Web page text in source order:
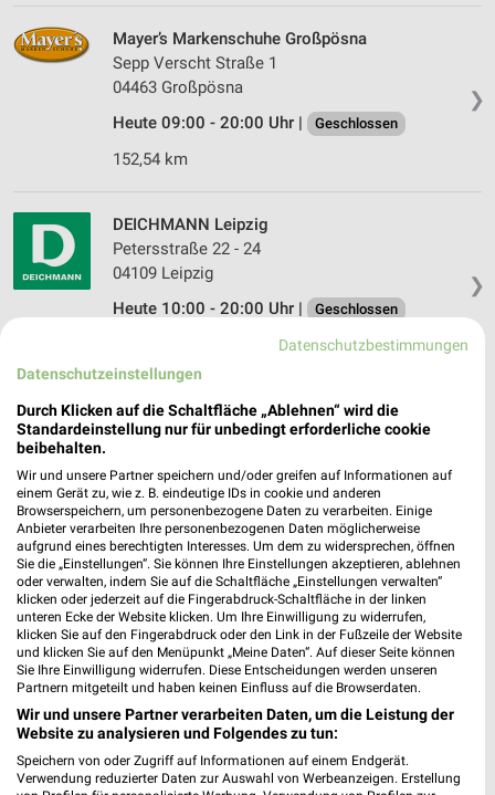
❯
Mayer’s Markenschuhe Großpösna
Sepp Verscht Straße 1
04463 Großpösna
Heute 09:00 - 20:00 Uhr |
Geschlossen
152,54 km
❯
DEICHMANN Leipzig
Petersstraße 22 - 24
04109 Leipzig
Heute 10:00 - 20:00 Uhr |
Geschlossen
DEICHMANN Bitterfeld-Wolfen
Brehnaer Straße 34d
Heute 09:00 - 20:00 Uhr | Geschlossen
125,75 km
DEICHMANN Oschatz
Striesaer Weg 2
04758 Oschatz
Heute 09:00 - 19:00 Uhr | Geschlossen
137,05 km
RENO Gräfenhainichen
Datenschutzbestimmungen
Datenschutzeinstellungen
Durch Klicken auf die Schaltfläche „Ablehnen“ wird die
Standardeinstellung nur für unbedingt erforderliche cookie
beibehalten.
Wir und unsere Partner speichern und/oder greifen auf Informationen auf
einem Gerät zu, wie z. B. eindeutige IDs in cookie und anderen
Browserspeichern, um personenbezogene Daten zu verarbeiten. Einige
Anbieter verarbeiten Ihre personenbezogenen Daten möglicherweise
aufgrund eines berechtigten Interesses. Um dem zu widersprechen, öffnen
Sie die „Einstellungen“. Sie können Ihre Einstellungen akzeptieren, ablehnen
oder verwalten, indem Sie auf die Schaltfläche „Einstellungen verwalten“
klicken oder jederzeit auf die Fingerabdruck-Schaltfläche in der linken
unteren Ecke der Website klicken. Um Ihre Einwilligung zu widerrufen,
klicken Sie auf den Fingerabdruck oder den Link in der Fußzeile der Website
und klicken Sie auf den Menüpunkt „Meine Daten“. Auf dieser Seite können
Sie Ihre Einwilligung widerrufen. Diese Entscheidungen werden unseren
Partnern mitgeteilt und haben keinen Einfluss auf die Browserdaten.
Wir und unsere Partner verarbeiten Daten, um die Leistung der
Website zu analysieren und Folgendes zu tun:
Speichern von oder Zugriff auf Informationen auf einem Endgerät.
Verwendung reduzierter Daten zur Auswahl von Werbeanzeigen. Erstellung